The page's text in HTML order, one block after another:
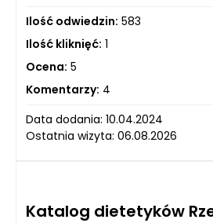
Ilość odwiedzin: 583
Ilość kliknięć: 1
Ocena: 5
Komentarzy: 4
Data dodania: 10.04.2024
Ostatnia wizyta: 06.08.2026
Katalog dietetyków